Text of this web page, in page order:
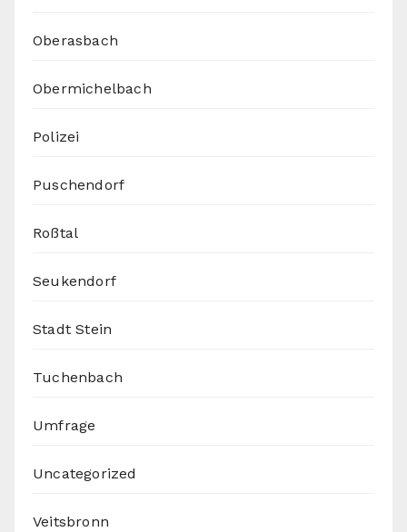
Oberasbach
Obermichelbach
Polizei
Puschendorf
Roßtal
Seukendorf
Stadt Stein
Tuchenbach
Umfrage
Uncategorized
Veitsbronn